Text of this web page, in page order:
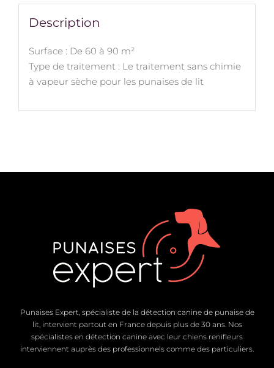
Description
Surface : De 60 à 90 m²
Type de traitement : Le traitement sans chimie
à vapeur sèche pour les punaises de lit
Punaises Expert, spécialiste de la détection canine de punaise de
lit, intervient partout en France depuis plus de 30 ans. Nos
spécialistes en détection canine avec leur chiens renifleurs
interviennent auprès des professionnels comme des particuliers.